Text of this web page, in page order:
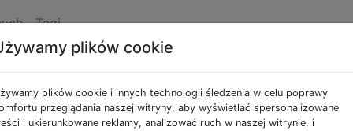
Tagi
jako pac-learning
nauka
plików cookie
plików cookie i innych technologii śledzenia w celu poprawy
przeglądania naszej witryny, aby wyświetlać spersonalizowane
i ukierunkowane reklamy, analizować ruch w naszej witrynie, i